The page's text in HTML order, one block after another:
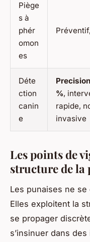
Piège
s à
phér
omon
es
Déte
ction
canin
e
%,
rapide,
invasive
Les points de
structure de la
Les punaises ne
Elles exploitent la
se propager
s’insinuer dans